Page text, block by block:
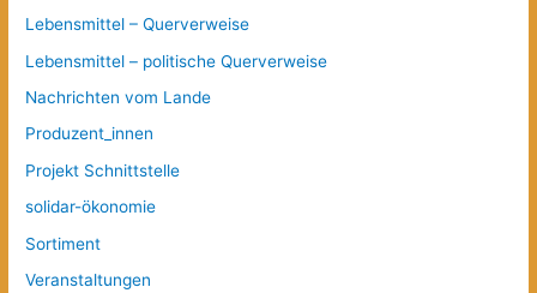
Lebensmittel – Querverweise
Lebensmittel – politische Querverweise
Nachrichten vom Lande
Produzent_innen
Projekt Schnittstelle
solidar-ökonomie
Sortiment
Veranstaltungen